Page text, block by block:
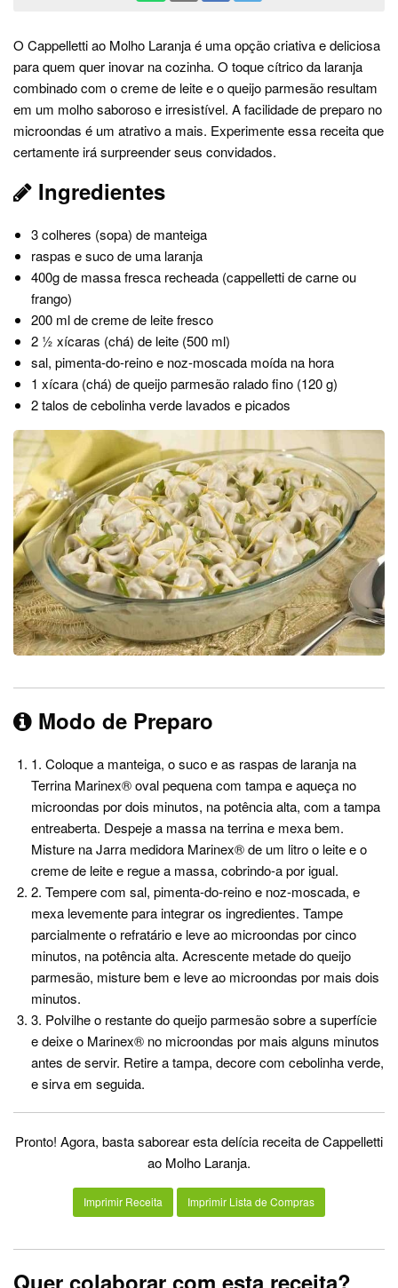
O Cappelletti ao Molho Laranja é uma opção criativa e deliciosa
para quem quer inovar na cozinha. O toque cítrico da laranja
combinado com o creme de leite e o queijo parmesão resultam
em um molho saboroso e irresistível. A facilidade de preparo no
microondas é um atrativo a mais. Experimente essa receita que
certamente irá surpreender seus convidados.
Ingredientes
3 colheres (sopa) de manteiga
raspas e suco de uma laranja
400g de massa fresca recheada (cappelletti de carne ou
frango)
200 ml de creme de leite fresco
2 ½ xícaras (chá) de leite (500 ml)
sal, pimenta-do-reino e noz-moscada moída na hora
1 xícara (chá) de queijo parmesão ralado fino (120 g)
2 talos de cebolinha verde lavados e picados
Modo de Preparo
1. Coloque a manteiga, o suco e as raspas de laranja na
Terrina Marinex® oval pequena com tampa e aqueça no
microondas por dois minutos, na potência alta, com a tampa
entreaberta. Despeje a massa na terrina e mexa bem.
Misture na Jarra medidora Marinex® de um litro o leite e o
creme de leite e regue a massa, cobrindo-a por igual.
2. Tempere com sal, pimenta-do-reino e noz-moscada, e
mexa levemente para integrar os ingredientes. Tampe
parcialmente o refratário e leve ao microondas por cinco
minutos, na potência alta. Acrescente metade do queijo
parmesão, misture bem e leve ao microondas por mais dois
minutos.
3. Polvilhe o restante do queijo parmesão sobre a superfície
e deixe o Marinex® no microondas por mais alguns minutos
antes de servir. Retire a tampa, decore com cebolinha verde,
e sirva em seguida.
Pronto! Agora, basta saborear esta delícia receita de Cappelletti
ao Molho Laranja.
Imprimir Receita Imprimir Lista de Compras